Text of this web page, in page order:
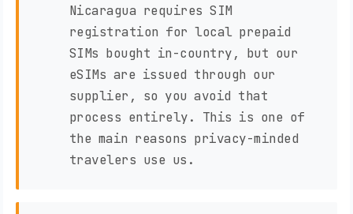
Nicaragua requires SIM
registration for local prepaid
SIMs bought in-country, but our
eSIMs are issued through our
supplier, so you avoid that
process entirely. This is one of
the main reasons privacy-minded
travelers use us.